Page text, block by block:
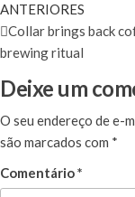
ANTERIORES
Collar brings back
brewing ritual
Deixe um
O seu endereço de e-
são marcados com *
Comentário*